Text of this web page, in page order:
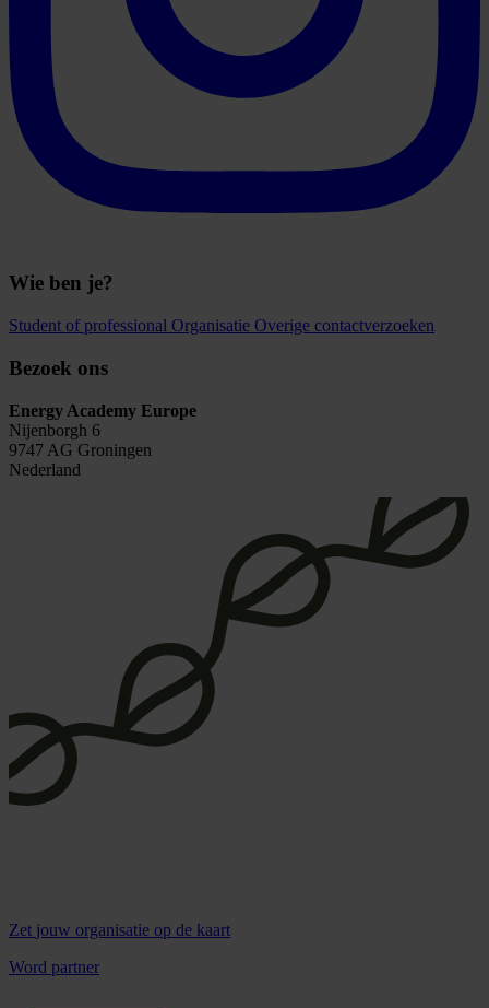
Wie ben je?
Student of professional Organisatie Overige contactverzoeken
Bezoek ons
Energy Academy Europe
Nijenborgh 6
9747 AG Groningen
Nederland
Zet jouw organisatie op de kaart
Word partner